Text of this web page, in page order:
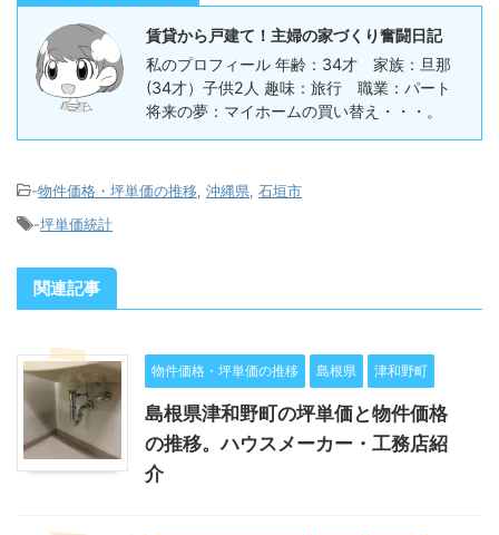
賃貸から戸建て！主婦の家づくり奮闘日記
私のプロフィール 年齢：34才 家族：旦那
(34才）子供2人 趣味：旅行 職業：パート
将来の夢：マイホームの買い替え・・・。
-物件価格・坪単価の推移 沖縄県 石垣市
-坪単価統計
関連記事
物件価格・坪単価の推移 島根県 津和野町
島根県津和野町の坪単価と物件価格
の推移。ハウスメーカー・工務店紹
介